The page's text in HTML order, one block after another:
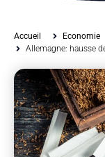
Accueil
Economie
Allemagne: hausse